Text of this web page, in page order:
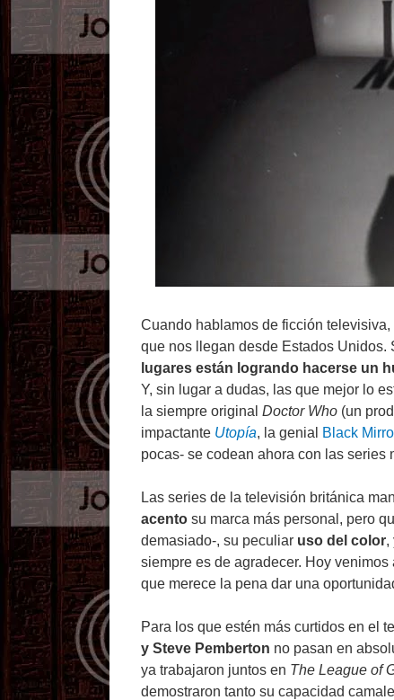
Cuando hablamos de ficción
que nos llegan desde Estados Unidos.
lugares están logrando hacerse un
Y, sin lugar a dudas, las que mejor lo
la siempre original Doctor Who (un
impactante Utopía, la genial Black
pocas- se codean ahora con las series
Las series de la televisión británica
acento su marca más personal, pero
demasiado-, su peculiar uso del color,
siempre es de agradecer. Hoy
que merece la pena dar una
Para los que estén más curtidos en el
y Steve Pemberton no pasan en
ya trabajaron juntos en The League of
demostraron tanto su capacidad